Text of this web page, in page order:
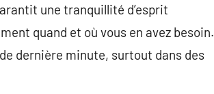
une tranquillité d’esprit
quand et où vous en avez besoin.
dernière minute, surtout dans des